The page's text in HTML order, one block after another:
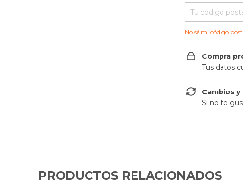
No sé mi código
Compra
Tus datos
Cambios
Si no te
PRODUCTOS RELACIONADOS